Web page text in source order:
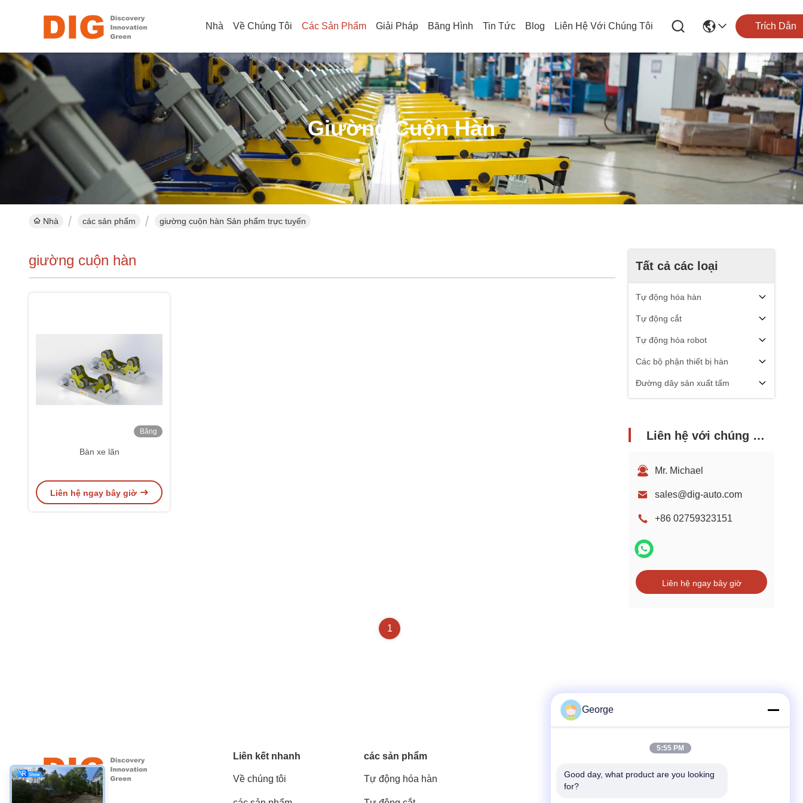
Nhà Về Chúng Tôi Các Sản Phẩm Giải Pháp Băng Hình Tin Tức Blog Liên Hệ Với Chúng Tôi Trích Dẫn
Giường Cuộn Hàn
Nhà các sản phẩm giường cuộn hàn Sản phẩm trực tuyến
Tất cả các loại
Tự động hóa hàn
Tự động cắt
Tự động hóa robot
Các bộ phận thiết bị hàn
Đường dây sản xuất tấm
Liên hệ với chúng tôi
Mr. Michael
sales@dig-auto.com
+86 02759323151
Liên hệ ngay bây giờ
giường cuộn hàn
Băng
Bàn xe lăn
Liên hệ ngay bây giờ
1
Liên kết nhanh
Về chúng tôi
các sản phẩm
Tự động hóa hàn Điện thoại
George
5:55 PM
Good day, what product are you looking
for?